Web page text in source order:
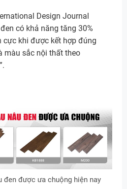
Design Journal
có khả năng tăng 30%
cực khi được kết hợp đúng
màu sắc nội thất theo
đen được ưa chuộng hiện nay